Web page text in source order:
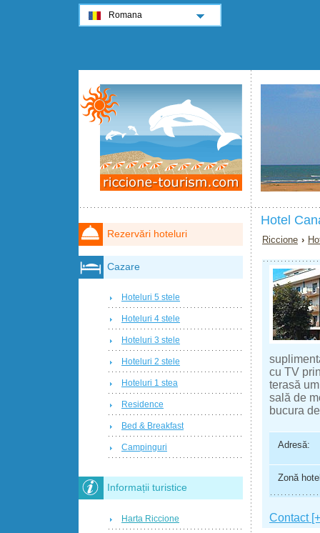
Hotel
Riccione ›
cu TV
terasă
sală de
bucura
Adresă:
Zonă
Contact
Rezervări hoteluri
Cazare
Hoteluri 5 stele
Hoteluri 4 stele
Hoteluri 3 stele
Hoteluri 2 stele
Hoteluri 1 stea
Residence
Bed & Breakfast
Campinguri
Informații turistice
Harta Riccione
Romana